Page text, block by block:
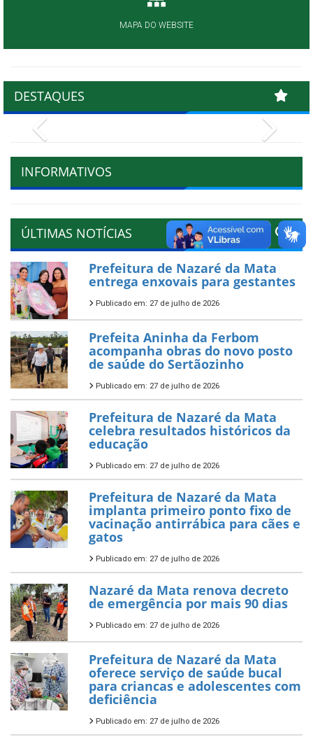
MAPA DO WEBSITE
DESTAQUES
INFORMATIVOS
ÚLTIMAS NOTÍCIAS
Prefeitura de Nazaré da Mata
entrega enxovais para gestantes
Publicado em: 27 de julho de 2026
Prefeita Aninha da Ferbom
acompanha obras do novo posto
de saúde do Sertãozinho
Publicado em: 27 de julho de 2026
Prefeitura de Nazaré da Mata
celebra resultados históricos da
educação
Publicado em: 27 de julho de 2026
Prefeitura de Nazaré da Mata
implanta primeiro ponto fixo de
vacinação antirrábica para cães e
gatos
Publicado em: 27 de julho de 2026
Nazaré da Mata renova decreto
de emergência por mais 90 dias
Publicado em: 27 de julho de 2026
Prefeitura de Nazaré da Mata
oferece serviço de saúde bucal
para criancas e adolescentes com
deficiência
Publicado em: 27 de julho de 2026